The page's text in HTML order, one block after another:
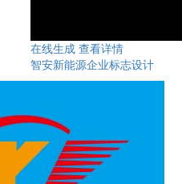
在线生成 查看详情
智安新能源企业标志设计